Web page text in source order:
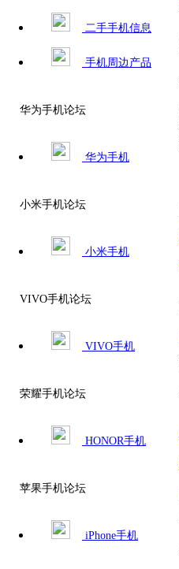
二手手机信息
手机周边产品
华为手机论坛
华为手机
小米手机论坛
小米手机
VIVO手机论坛
VIVO手机
荣耀手机论坛
HONOR手机
苹果手机论坛
iPhone手机